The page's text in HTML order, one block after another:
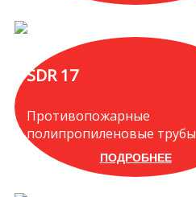
SDR 17
Противопожарные
полипропиленовые трубы
ПОДРОБНЕЕ